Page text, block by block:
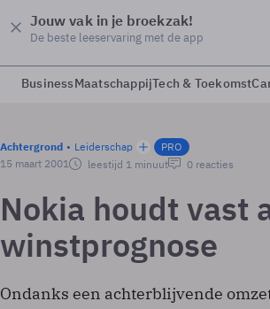
Jouw vak in je broekzak!
De beste leeservaring met de app
BusinessMaatschappijTech & Toekomst
Achtergrond Leiderschap
PRO
15 maart 2001
leestijd 1 minuut 0 reacties
Nokia houdt vast
winstprognose
Ondanks een achterblijvende